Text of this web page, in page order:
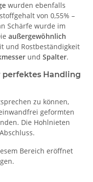
wurden ebenfalls
von 0,55% –
Schärfe wurde im
außergewöhnlich
und Rostbeständigkeit
und Spalter.
Handling
zu können,
geformten
Die Hohlnieten
Bereich eröffnet